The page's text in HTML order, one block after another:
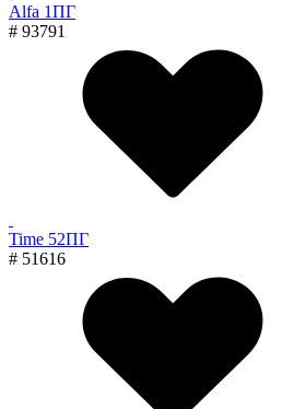
Alfa 1ПГ
# 93791
Time 52ПГ
# 51616